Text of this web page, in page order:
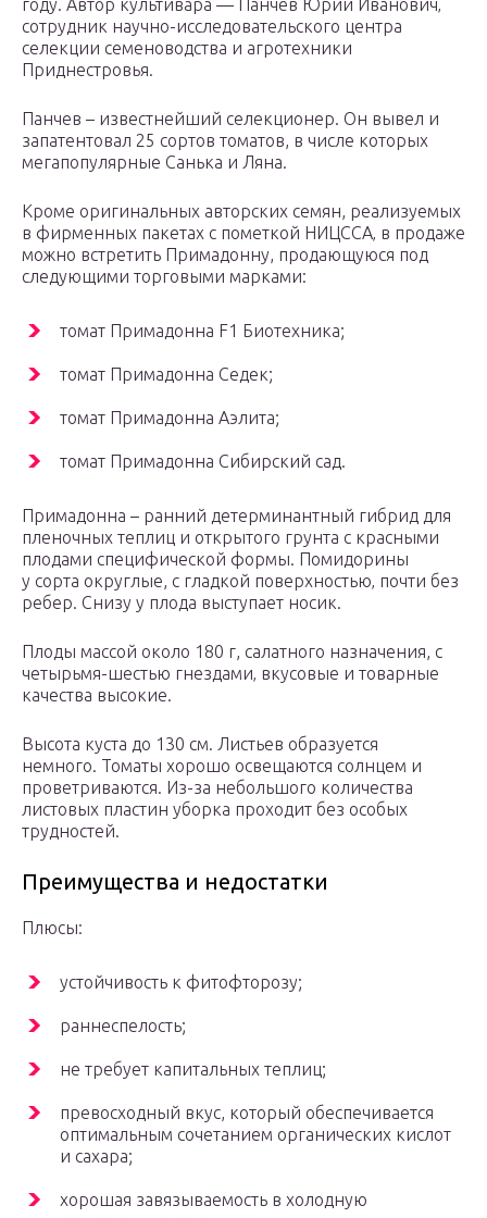
году. Автор культивара — Панчев Юрий Иванович‚
сотрудник научно-исследовательского центра
селекции семеноводства и агротехники
Приднестровья.
Панчев – известнейший селекционер. Он вывел и
запатентовал 25 сортов томатов, в числе которых
мегапопулярные Санька и Ляна.
Кроме оригинальных авторских семян, реализуемых
в фирменных пакетах с пометкой НИЦССА‚ в продаже
можно встретить Примадонну, продающуюся под
следующими торговыми марками:
томат Примадонна F1 Биотехника;
томат Примадонна Седек;
томат Примадонна Аэлита;
томат Примадонна Сибирский сад.
Примадонна – ранний детерминантный гибрид для
пленочных теплиц и открытого грунта с красными
плодами специфической формы. Помидорины
у сорта округлые, с гладкой поверхностью‚ почти без
ребер. Снизу у плода выступает носик.
Плоды массой около 180 г, салатного назначения, с
четырьмя-шестью гнездами‚ вкусовые и товарные
качества высокие.
Высота куста до 130 см. Листьев образуется
немного. Томаты хорошо освещаются солнцем и
проветриваются. Из-за небольшого количества
листовых пластин уборка проходит без особых
трудностей.
Преимущества и недостатки
Плюсы:
устойчивость к фитофторозу;
раннеспелость;
не требует капитальных теплиц;
превосходный вкус, который обеспечивается
оптимальным сочетанием органических кислот
и сахара;
хорошая завязываемость в холодную